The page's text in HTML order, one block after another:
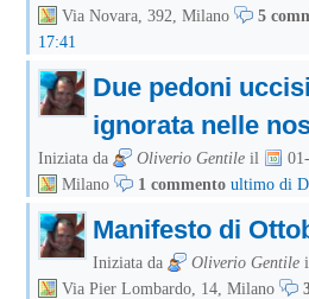
Via Novara, 392, Milano
5
17:41
Due pedoni
ignorata nelle
Iniziata da Oliverio Gentile il
Milano
1 commento ultimo di
Manifesto di
Iniziata da Oliverio Gentile
Via Pier Lombardo, 14, Milano